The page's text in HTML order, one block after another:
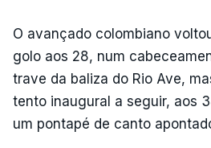
O avançado colombiano
golo aos 28, num
trave da baliza do Rio Ave,
tento inaugural a seguir, aos
um pontapé de canto